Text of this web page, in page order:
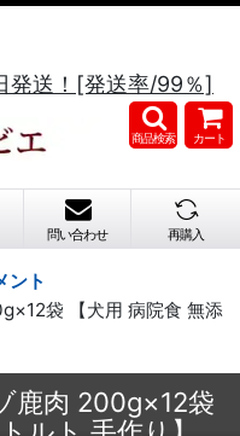
発送！[発送率/99％]
商品検索 カート
問い合わせ 再購入
ント
袋 【犬用 病院食 無添
鹿肉 200g×12袋